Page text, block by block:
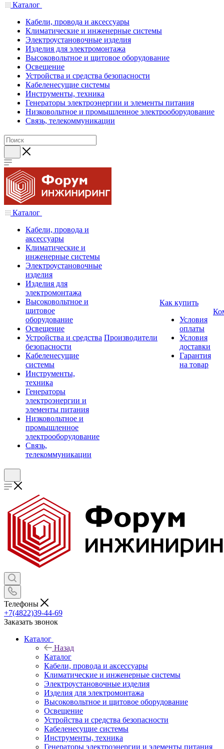
Каталог
Кабели, провода и аксессуары
Климатические и инженерные системы
Электроустановочные изделия
Изделия для электромонтажа
Высоковольтное и щитовое оборудование
Освещение
Устройства и средства безопасности
Кабеленесущие системы
Инструменты, техника
Генераторы электроэнергии и элементы питания
Низковольтное и промышленное электрооборудование
Связь, телекоммуникации
Каталог
Кабели, провода и
аксессуары
Климатические и
инженерные системы
Электроустановочные
изделия
Изделия для
электромонтажа
Высоковольтное и
щитовое
оборудование
Освещение
Устройства и средства
безопасности
Кабеленесущие
системы
Инструменты,
техника
Генераторы
электроэнергии и
элементы питания
Низковольтное и
промышленное
электрооборудование
Связь,
телекоммуникации
Производители
Как купить
Условия
оплаты
Условия
доставки
Гарантия
на товар
Телефоны
+7(4822)39-44-69
Заказать звонок
Каталог
Назад
Каталог
Кабели, провода и аксессуары
Климатические и инженерные системы
Электроустановочные изделия
Изделия для электромонтажа
Высоковольтное и щитовое оборудование
Освещение
Устройства и средства безопасности
Кабеленесущие системы
Инструменты, техника
Генераторы электроэнергии и элементы питания